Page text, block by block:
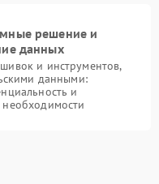
решение и
данных
и инструментов,
данными:
и